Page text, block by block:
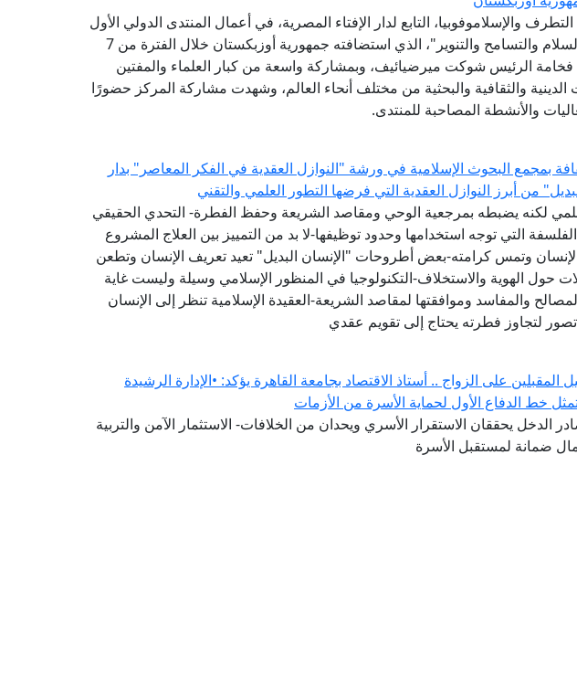
والإسلاموفوبيا، التابع لدار الإفتاء المصرية، في أعمال المنتدى الدولي الأول
للحضارة الإسلامية "طريق السلام والتسامح والتنوير"، الذي استضافته جمهورية أوزبكستان خلال الفترة من 7
برعاية فخامة الرئيس شوكت ميرضيائيف، وبمشاركة واسعة من كبار العلماء والمفتين
والثقافية والبحثية من مختلف أنحاء العالم، وشهدت مشاركة المركز حضورًا
والأنشطة المصاحبة للمنتدى.
بمجمع البحوث الإسلامية في ورشة "النوازل العقدية في الفكر المعاصر" بدار
من أبرز النوازل العقدية التي فرضها التطور العلمي والتقني
لكنه يضبطه بمرجعية الوحي ومقاصد الشريعة وحفظ الفطرة- التحدي الحقيقي
التي توجه استخدامها وحدود توظيفها-لا بد من التمييز بين العلاج المشروع
الإنسان وتمس كرامته-بعض أطروحات "الإنسان البديل" تعيد تعريف الإنسان وتطعن
حول الهوية والاستخلاف-التكنولوجيا في المنظور الإسلامي وسيلة وليست غاية
والمفاسد وموافقتها لمقاصد الشريعة-العقيدة الإسلامية تنظر إلى الإنسان
لتجاوز فطرته يحتاج إلى تقويم عقدي
على الزواج .. أستاذ الاقتصاد بجامعة القاهرة يؤكد: •الإدارة الرشيدة
تمثل خط الدفاع الأول لحماية الأسرة من الأزمات
الدخل يحققان الاستقرار الأسري ويحدان من الخلافات- الاستثمار الآمن والتربية
ضمانة لمستقبل الأسرة